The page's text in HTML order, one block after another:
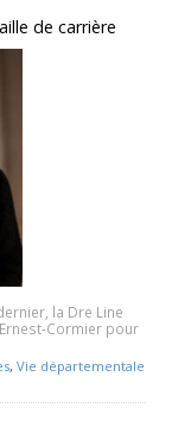
de carrière
la Dre Line
Cormier pour
,Vie départementale